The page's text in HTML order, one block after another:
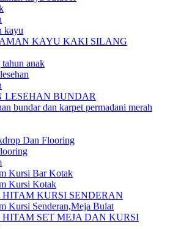
kayu
KAYU KAKI SILANG
anak
LESEHAN BUNDAR
bundar dan karpet permadani merah
Dan Flooring
Kursi Bar Kotak
Kursi Kotak
HITAM KURSI SENDERAN
Kursi Senderan,Meja Bulat
HITAM SET MEJA DAN KURSI